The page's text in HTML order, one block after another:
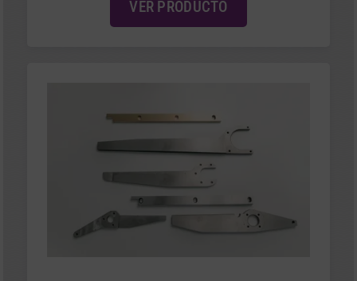
VER PRODUCTO